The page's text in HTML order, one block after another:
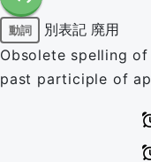
動詞 別表記 廃用
Obsolete spelling
past participle of